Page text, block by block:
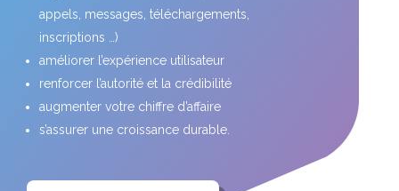
appels, messages, téléchargements,
inscriptions …)
améliorer l’expérience utilisateur
renforcer l’autorité et la crédibilité
augmenter votre chiffre d’affaire
s’assurer une croissance durable.